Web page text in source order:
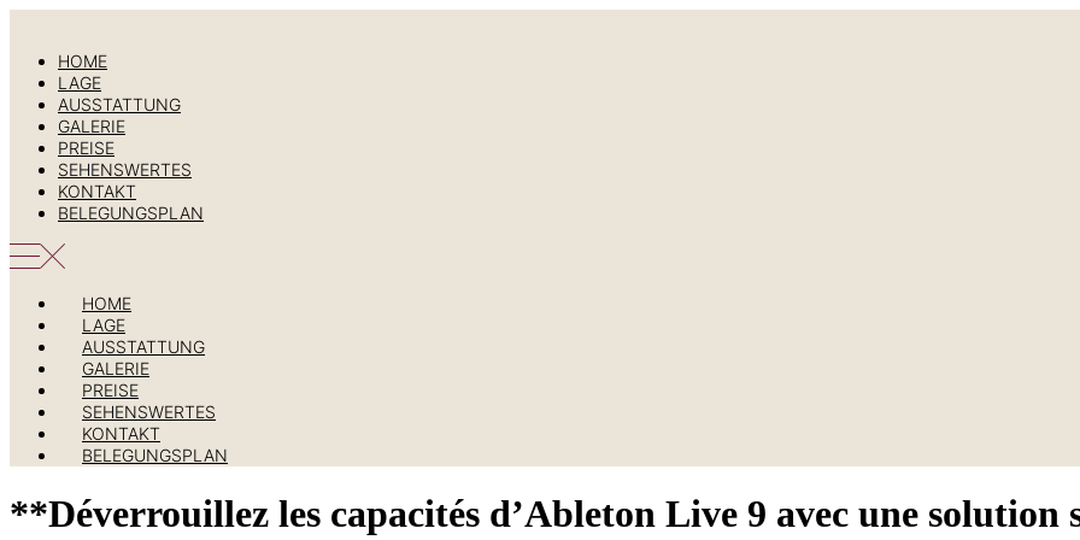
springenHOME
LAGE
AUSSTATTUNG
GALERIE
PREISE
SEHENSWERTES
KONTAKT
BELEGUNGSPLAN
HOME
LAGE
AUSSTATTUNG
GALERIE
PREISE
SEHENSWERTES
KONTAKT
BELEGUNGSPLAN
**Déverrouillez les capacités d’Ableton Live 9 avec une solution